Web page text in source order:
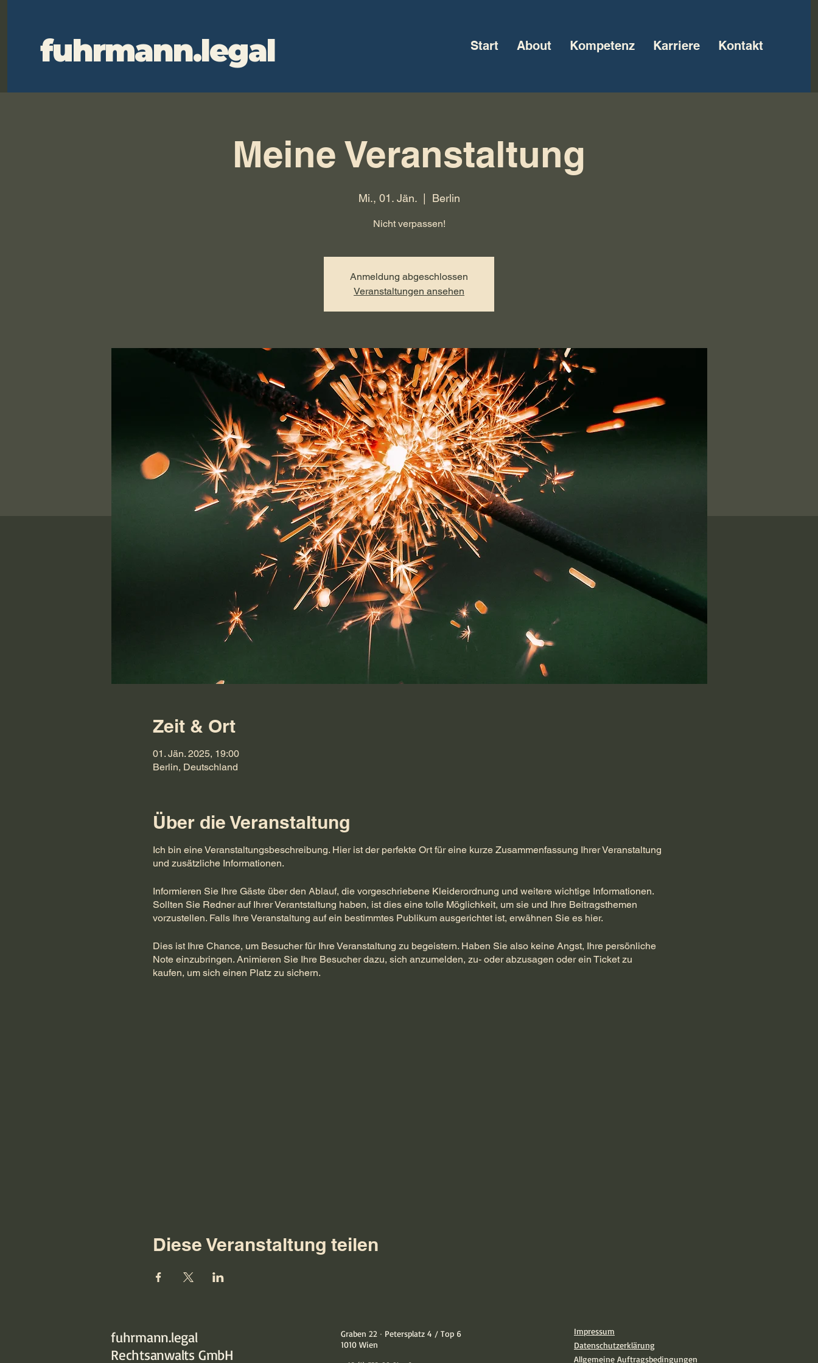
fuhrmann.legal Start About Kompetenz Karriere Kontakt
Meine Veranstaltung
Mi., 01. Jän.
  |
Berlin
Nicht verpassen!
Anmeldung abgeschlossen
Veranstaltungen ansehen
Zeit & Ort
01. Jän. 2025, 19:00
Berlin, Deutschland
Über die Veranstaltung
Ich bin eine Veranstaltungsbeschreibung. Hier ist der perfekte Ort für eine kurze Zusammenfassung Ihrer Veranstaltung
und zusätzliche Informationen.
Informieren Sie Ihre Gäste über den Ablauf, die vorgeschriebene Kleiderordnung und weitere wichtige Informationen.
Sollten Sie Redner auf Ihrer Verantstaltung haben, ist dies eine tolle Möglichkeit, um sie und Ihre Beitragsthemen
vorzustellen. Falls Ihre Veranstaltung auf ein bestimmtes Publikum ausgerichtet ist, erwähnen Sie es hier.
Dies ist Ihre Chance, um Besucher für Ihre Veranstaltung zu begeistern. Haben Sie also keine Angst, Ihre persönliche
Note einzubringen. Animieren Sie Ihre Besucher dazu, sich anzumelden, zu- oder abzusagen oder ein Ticket zu
kaufen, um sich einen Platz zu sichern.
Diese Veranstaltung teilen
fuhrmann.legal
Rechtsanwalts GmbH
Graben 22 ∙ Petersplatz 4 / Top 6
1010 Wien
Impressum
Datenschutzerklärung
Allgemeine Auftragsbedingungen